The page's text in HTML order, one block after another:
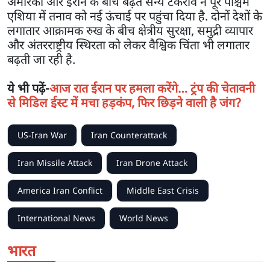
एशिया में तनाव को नई ऊंचाई पर पहुंचा दिया है. दोनों देशों के
लगातार आक्रामक रुख के बीच क्षेत्रीय सुरक्षा, समुद्री व्यापार
और अंतरराष्ट्रीय स्थिरता को लेकर वैश्विक चिंता भी लगातार
बढ़ती जा रही है.
ये भी पढ़ें-आज रात ईरान पर हमला करेंगे… ट्रंप की चेतावनी
से मिडिल ईस्ट में मचा हड़कंप, फिर छिड़ने वाली है जंग?
US-Iran War Iran Counterattack
Iran Missile Attack Iran Drone Attack
America Iran Conflict Middle East Crisis
International News World News
भारत